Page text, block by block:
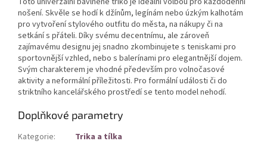
nošení. Skvěle se hodí k džínům, legínám nebo úzkým kalhotám
pro vytvoření stylového outfitu do města, na nákupy či na
setkání s přáteli. Díky svému decentnímu, ale zároveň
zajímavému designu jej snadno zkombinujete s teniskami pro
sportovnější vzhled, nebo s balerínami pro elegantnější dojem.
Svým charakterem je vhodné především pro volnočasové
aktivity a neformální příležitosti. Pro formální události či do
striktního kancelářského prostředí se tento model nehodí.
Doplňkové parametry
Kategorie:
Trika a tílka